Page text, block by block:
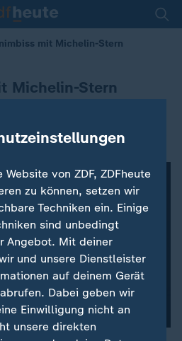
mit Michelin-Stern
Michelin-Stern
von ZDF, ZDFheute
zu können, setzen wir
Techniken ein. Einige
sind unbedingt
Angebot. Mit deiner
und unsere Dienstleister
auf deinem Gerät
Dabei geben wir
Einwilligung nicht an
unsere direkten